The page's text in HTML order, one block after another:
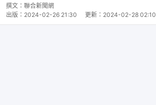
撰文： 聯合新聞網
出版： 2024-02-26 21:30 更新： 2024-02-28 02:10